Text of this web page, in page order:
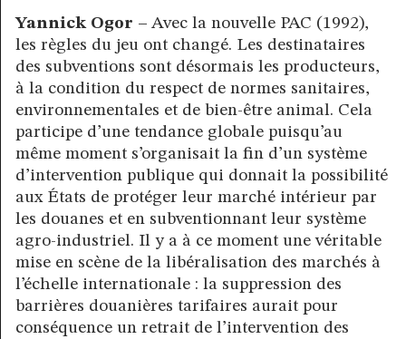
Yannick Ogor – Avec la nouvelle PAC (1992),
les règles du jeu ont changé. Les destinataires
des subventions sont désormais les producteurs,
à la condition du respect de normes sanitaires,
environnementales et de bien-être animal. Cela
participe d’une tendance globale puisqu’au
même moment s’organisait la fin d’un système
d’intervention publique qui donnait la possibilité
aux États de protéger leur marché intérieur par
les douanes et en subventionnant leur système
agro-industriel. Il y a à ce moment une véritable
mise en scène de la libéralisation des marchés à
l’échelle internationale : la suppression des
barrières douanières tarifaires aurait pour
conséquence un retrait de l’intervention des